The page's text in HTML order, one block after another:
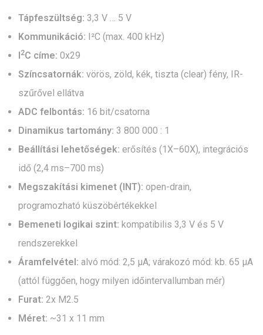
Tápfeszültség: 3,3 V … 5 V
Kommunikáció: I²C (max. 400 kHz)
2C címe: 0x29
Színcsatornák: vörös, zöld, kék, tiszta (clear) fény, IR-
szűrővel ellátva
ADC felbontás: 16 bit/csatorna
Dinamikus tartomány: 3 800 000 : 1
Beállítási lehetőségek: erősítés (1X–60X), integrációs
idő (2,4 ms–700 ms)
Megszakítási kimenet (INT): open-drain,
programozható küszöbértékekkel
Bemeneti logikai szint: kompatibilis 3,3 V és 5 V
rendszerekkel
Áramfelvétel: alvó mód: 2,5 µA; várakozó mód: kb. 65 µA
(attól függően, hogy milyen időintervallumban mér)
Furat: 2x M2.5
Méret: ~31 x 11 mm